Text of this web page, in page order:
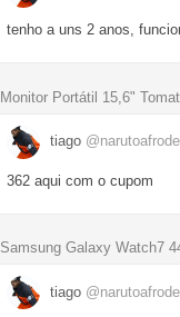
tenho a uns 2 anos,
Monitor Portátil 15,6"
tiago
362 aqui com o cupom
Samsung Galaxy Watch7
tiago